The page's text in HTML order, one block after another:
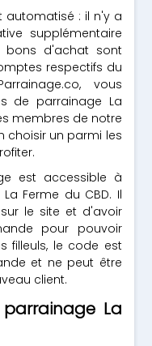
automatisé : il n'y a
supplémentaire
bons d'achat sont
respectifs du
vous
de parrainage La
membres de notre
choisir un parmi les
est accessible à
Ferme du CBD. Il
le site et d'avoir
pour pouvoir
filleuls, le code est
et ne peut être
client.
La